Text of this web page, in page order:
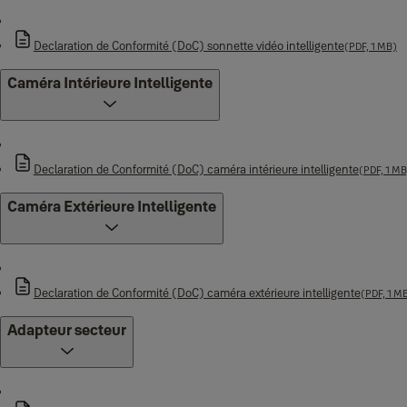
Declaration de Conformité (DoC) sonnette vidéo intelligente(PDF, 1 MB)
Caméra Intérieure Intelligente
Declaration de Conformité (DoC) caméra intérieure intelligente(PDF, 1
Caméra Extérieure Intelligente
Declaration de Conformité (DoC) caméra extérieure intelligente(PDF, 1
Adapteur secteur